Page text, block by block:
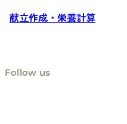
献立作成・栄養計算
Follow us